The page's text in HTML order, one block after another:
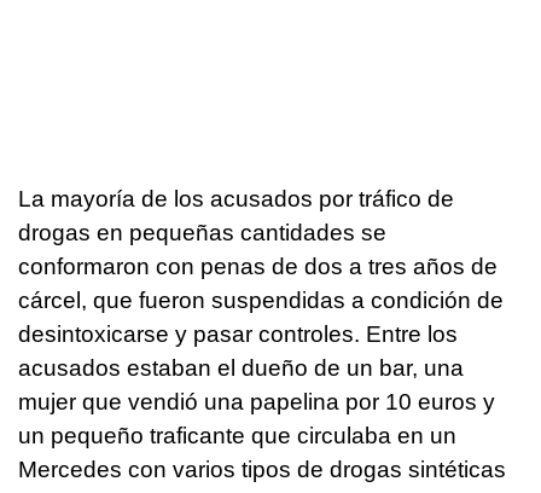
La mayoría de los acusados por tráfico de
drogas en pequeñas cantidades se
conformaron con penas de dos a tres años de
cárcel, que fueron suspendidas a condición de
desintoxicarse y pasar controles. Entre los
acusados estaban el dueño de un bar, una
mujer que vendió una papelina por 10 euros y
un pequeño traficante que circulaba en un
Mercedes con varios tipos de drogas sintéticas